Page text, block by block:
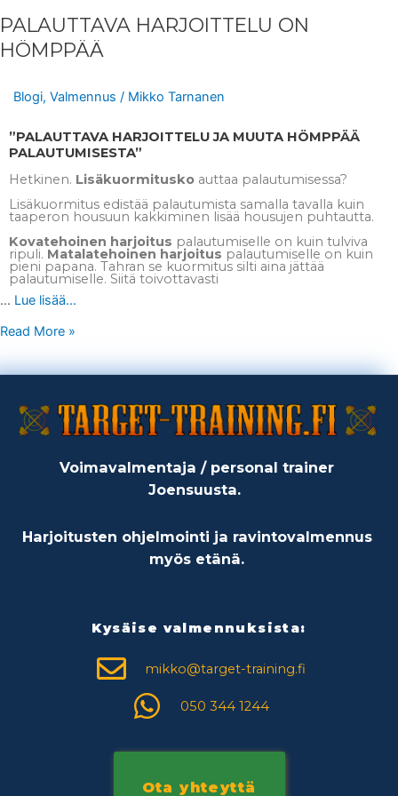
PALAUTTAVA HARJOITTELU ON
HÖMPPÄÄ
Blogi, Valmennus / Mikko Tarnanen
”PALAUTTAVA HARJOITTELU JA MUUTA HÖMPPÄÄ
PALAUTUMISESTA”
Hetkinen. Lisäkuormitusko auttaa palautumisessa?
Lisäkuormitus edistää palautumista samalla tavalla kuin
taaperon housuun kakkiminen lisää housujen puhtautta.
Kovatehoinen harjoitus palautumiselle on kuin tulviva
ripuli. Matalatehoinen harjoitus palautumiselle on kuin
pieni papana. Tahran se kuormitus silti aina jättää
palautumiselle. Siitä toivottavasti
… Lue lisää...
Read More »
Voimavalmentaja / personal trainer
Joensuusta.
Harjoitusten ohjelmointi ja ravintovalmennus
myös etänä.
Kysäise valmennuksista:
mikko@target-training.fi
050 344 1244
Ota yhteyttä